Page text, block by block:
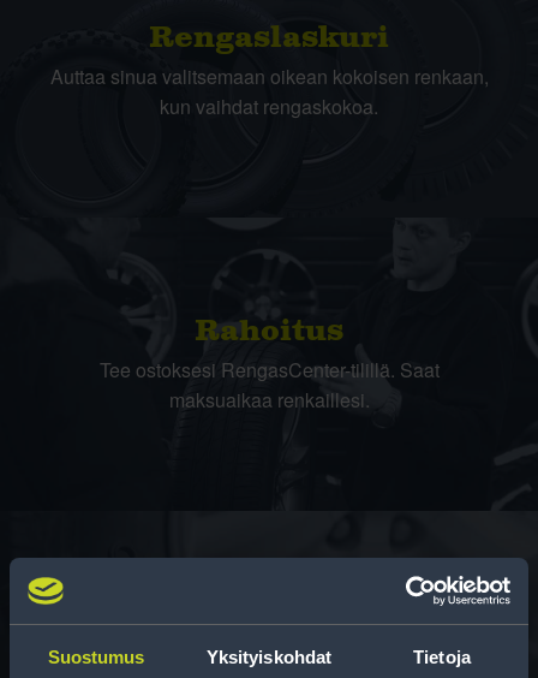
Suostumus Yksityiskohdat Tietoja
Rengas­laskuri
Auttaa sinua valitsemaan oikean kokoisen renkaan,
kun vaihdat rengaskokoa.
Rahoitus
Tee ostoksesi RengasCenter-tilillä. Saat
maksuaikaa renkaillesi.
Rengasinfo
Tavallisen ihmisen tietoa merkinnöistä, renkaista ja